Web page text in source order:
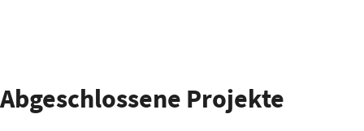
Abgeschlossene Projekte